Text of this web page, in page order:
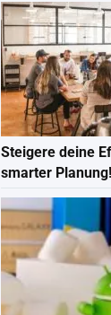
Steigere deine
smarter Planung!